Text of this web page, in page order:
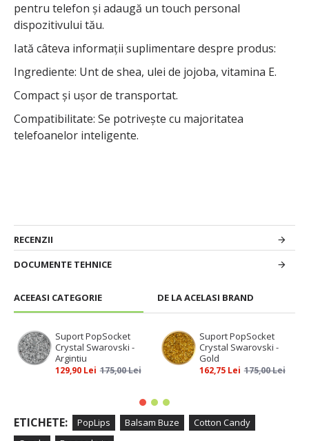
ACEEASI CATEGORIE DE LA ACELASI BRAND
Suport PopSocket
Crystal Swarovski -
Argintiu
129,90 Lei 175,00 Lei
Suport PopSocket
Crystal Swarovski -
Gold
162,75 Lei 175,00 Lei
pentru telefon și adaugă un touch personal
dispozitivului tău.
Iată câteva informații suplimentare despre produs:
Ingrediente: Unt de shea, ulei de jojoba, vitamina E.
Compact și ușor de transportat.
Compatibilitate: Se potrivește cu majoritatea
telefoanelor inteligente.
RECENZII
DOCUMENTE TEHNICE
ETICHETE: PopLips Balsam Buze
Cotton Candy